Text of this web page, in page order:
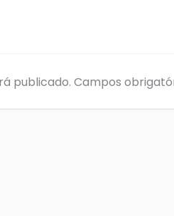
publicado. Campos